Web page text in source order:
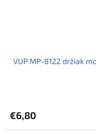
VUP MP-8122 držiak
produktu
je
4,3
€6,80